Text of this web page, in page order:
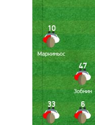
6
33
47
Зобнин
10
Маркиньос